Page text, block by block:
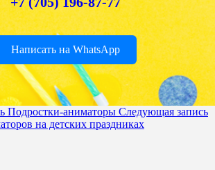
Написать на WhatsApp
Подростки-аниматоры Следующая запись
на детских праздниках